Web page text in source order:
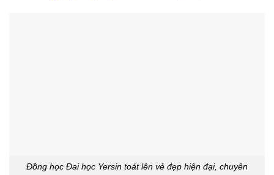
Đồng học Đai học Yersin toát lên vẻ đẹp hiện đại, chuyên